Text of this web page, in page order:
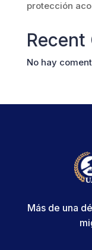
protección
No hay
Más de una